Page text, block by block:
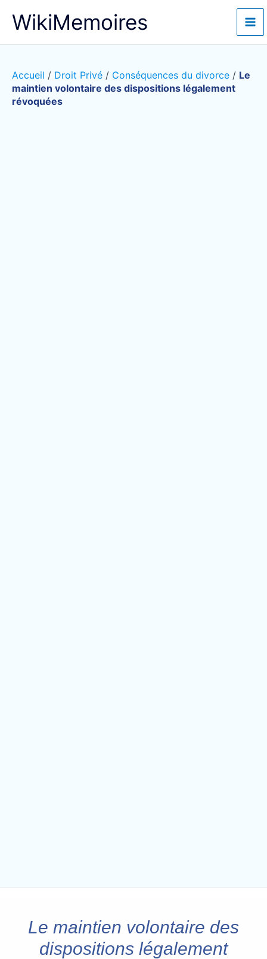
WikiMemoires
Accueil / Droit Privé / Conséquences du divorce / Le
maintien volontaire des dispositions légalement
révoquées
Le maintien volontaire des
dispositions légalement